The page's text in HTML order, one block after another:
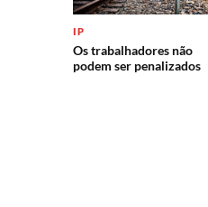
IP
Os trabalhadores não
podem ser penalizados